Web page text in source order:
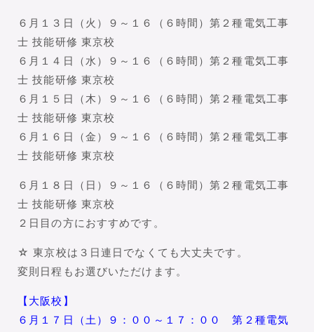
６月１３日（火）９～１６（６時間）第２種電気工事
士 技能研修 東京校
６月１４日（水）９～１６（６時間）第２種電気工事
士 技能研修 東京校
６月１５日（木）９～１６（６時間）第２種電気工事
士 技能研修 東京校
６月１６日（金）９～１６（６時間）第２種電気工事
士 技能研修 東京校
６月１８日（日）９～１６（６時間）第２種電気工事
士 技能研修 東京校
２日目の方におすすめです。
☆ 東京校は３日連日でなくても大丈夫です。
変則日程もお選びいただけます。
【大阪校】
６月１７日（土）９：００～１７：００ 第２種電気